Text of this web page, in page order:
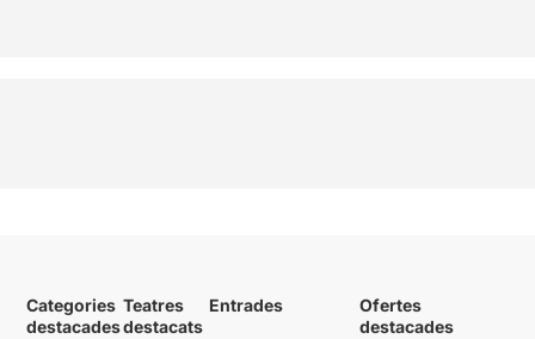
Categories
destacades
Teatres
destacats
Entrades
Ofertes
destacades